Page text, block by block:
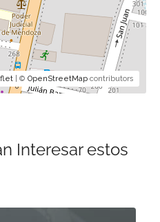
| © OpenStreetMap contributors
Interesar estos